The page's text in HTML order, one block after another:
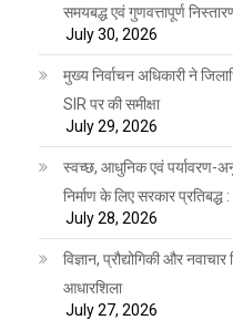
समयबद्ध एवं गुणवत्तापूर्ण
July 30, 2026
मुख्य निर्वाचन अधिकारी ने
SIR पर की समीक्षा
July 29, 2026
स्वच्छ, आधुनिक एवं पर्यावरण-
निर्माण के लिए सरकार प्रतिबद्ध
July 28, 2026
विज्ञान, प्रौद्योगिकी और
आधारशिला
July 27, 2026